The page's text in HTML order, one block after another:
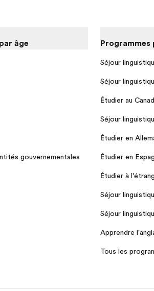
âge
gouvernementales
Programmes
Séjour
Séjour
Étudier au
Séjour
Étudier en
Étudier en
Étudier à
Séjour
Séjour
Apprendre
Tous les